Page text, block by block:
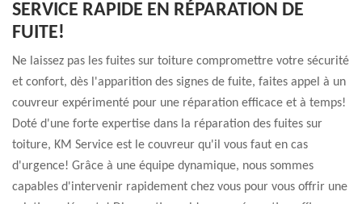
SERVICE RAPIDE EN RÉPARATION DE
FUITE!
Ne laissez pas les fuites sur toiture compromettre votre sécurité
et confort, dès l'apparition des signes de fuite, faites appel à un
couvreur expérimenté pour une réparation efficace et à temps!
Doté d'une forte expertise dans la réparation des fuites sur
toiture, KM Service est le couvreur qu'il vous faut en cas
d'urgence! Grâce à une équipe dynamique, nous sommes
capables d'intervenir rapidement chez vous pour vous offrir une